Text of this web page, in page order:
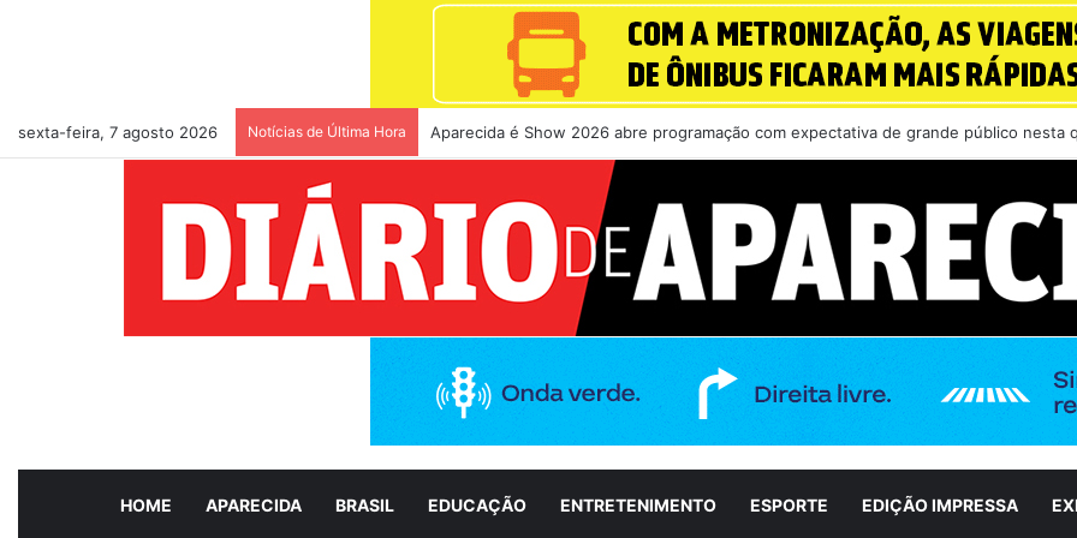
sexta-feira, 7 agosto 2026 Notícias de Última Hora Em agenda com ministro da Saúde, prefeito Vilela busca novos investimentos para
HOME APARECIDA BRASIL EDUCAÇÃO ENTRETENIMENTO ESPORTE EDIÇÃO IMPRESSA